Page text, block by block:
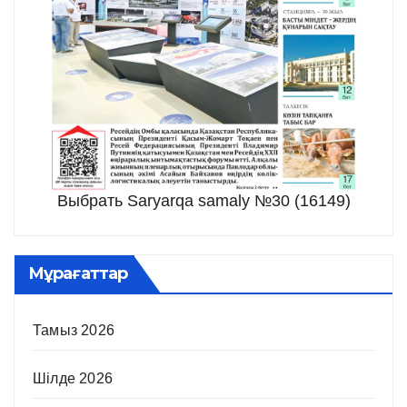
Выбрать Saryarqa samaly №30 (16149)
Мұрағаттар
Тамыз 2026
Шілде 2026